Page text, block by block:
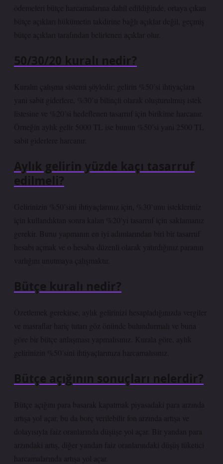
ödemeleri bütçe harcamalarına dahil edildiğinde, ortaya çıkan
bütçe açıkları hükümetin takdirine bağlı açıklar değil, geçmiş
bütçe açıkları tarafından belirlenen açıklar olur.
50/30/20 kuralı nedir?
Kuralın çalışma sistemi şöyledir; gelirin %50’si ihtiyaçlara
yani sabit giderlere, %30’u bilinçli olarak oluşturulmuş istek
listesine ve %20’si hedeflenen tasarruf için birikime harcanır.
Örneğin aylık gelir 5000 TL ise bunun %50’si yani 2500 TL
sabit giderlere harcanır.
Aylık gelirin yüzde kaçı tasarruf
edilmeli?
Gelirinizin %50’sini ihtiyaçlarınız için, %30’unu istekleriniz
için kullandıktan sonra kalan %20’yi tasarruf için saklamanız
gerekir. Bunu yapmanın en iyi adımlarından biri bir tasarruf
hesabı açmak ve o hesaba düzenli olarak yatırdığınız paranın
varlığını unutmaya çalışmaktır.
Bütçe kuralı nedir?
Özetlemek gerekirse, aylık gelirinizi hesapladığınızda vergiler
ve masraflar hariç tutarı göz önünde bulundurmalı ve buna
göre bir bütçe anlaşması yapmalısınız. Kurala göre, aylık
gelirinizin %50’sini ihtiyaçlarınıza harcamalısınız.
Bütçe açığının sonuçları nelerdir?
Bütçe açığını para basarak kapatmak piyasadaki para arzında
artışa yol açar, bu da borç verilebilir fon arzında artışa ve
dolayısıyla faiz oranlarında düşüşe yol açar. Bir yandan para
arzındaki artış, diğer yandan faiz oranlarındaki düşüş tüketici
harcamalarında artışa yol açar.